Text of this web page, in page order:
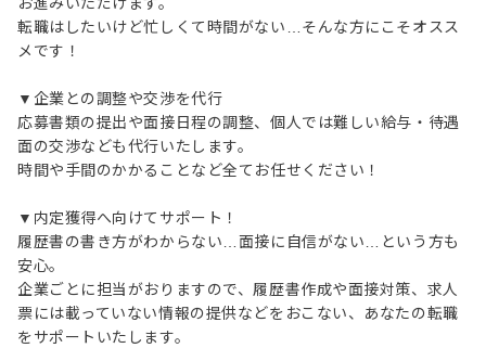
転職はしたいけど忙しくて時間がない…そんな方にこそオスス
メです！
▼企業との調整や交渉を代行
応募書類の提出や面接日程の調整、個人では難しい給与・待遇
面の交渉なども代行いたします。
時間や手間のかかることなど全てお任せください！
▼内定獲得へ向けてサポート！
履歴書の書き方がわからない…面接に自信がない…という方も
安心。
企業ごとに担当がおりますので、履歴書作成や面接対策、求人
票には載っていない情報の提供などをおこない、あなたの転職
をサポートいたします。